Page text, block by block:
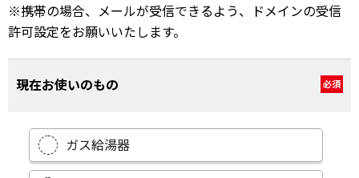
※携帯の場合、メールが受信できるよう、ドメインの受信
許可設定をお願いいたします。
現在お使いのもの 必須
ガス給湯器